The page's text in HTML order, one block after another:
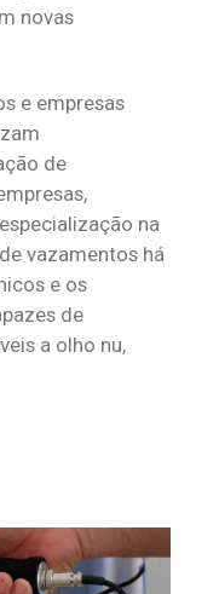
novas
e empresas
de
na
vazamentos há
e os
de
a olho nu,